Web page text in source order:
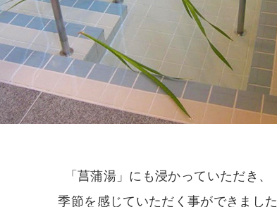
「菖蒲湯」にも浸かっていただき、
季節を感じていただく事ができました